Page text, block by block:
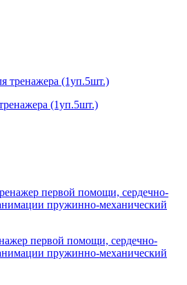
(1уп.5шт.)
первой помощи, сердечно-
пружинно-механический